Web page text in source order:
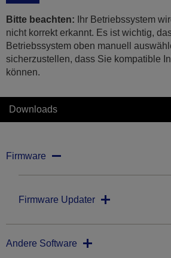
Bitte beachten: Ihr Betriebssystem
nicht korrekt erkannt. Es ist wichtig,
Betriebssystem oben manuell
sicherzustellen, dass Sie kompatible
können.
Downloads
Firmware
Firmware Updater
Andere Software